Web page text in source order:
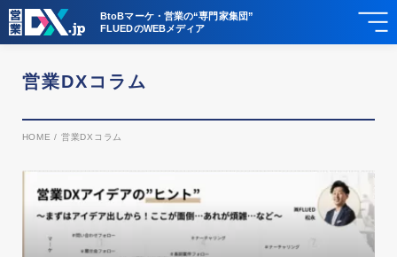
BtoBマーケ・営業の“専門家集団”
FLUEDのWEBメディア
営業DXコラム
HOME / 営業DXコラム